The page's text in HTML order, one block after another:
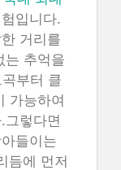
입니다.
거리를
는 추억을
부터 클
가능하여
그렇다면
들이는
듬에 먼저